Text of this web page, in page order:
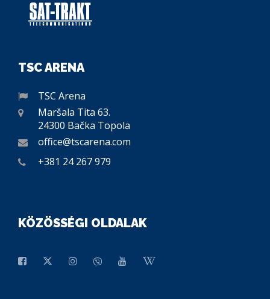
TSC ARENA
TSC Arena
Maršala Tita 63.
24300 Bačka Topola
office@tscarena.com
+381 24 267 979
KÖZÖSSÉGI OLDALAK